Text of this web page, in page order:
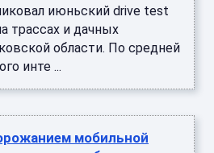
июньский drive test
трассах и дачных
области. По средней
инте ...
мобильной